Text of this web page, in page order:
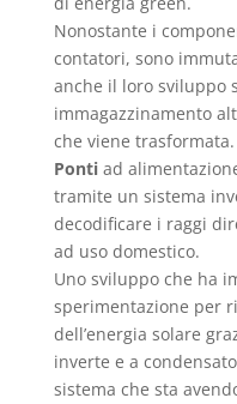
Nonostante i
contatori, sono
anche il loro sviluppo
immagazzinamento
che viene trasformata.
Pontiad
tramite un sistema
decodificare i raggi
ad uso domestico.
Uno sviluppo che ha
sperimentazione per
dell’energia solare
inverte e a
sistema che sta